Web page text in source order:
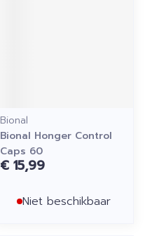
Bional
Bional Honger Control
Caps 60
€ 15,99
Niet beschikbaar